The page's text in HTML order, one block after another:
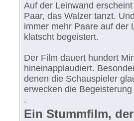
Auf der Leinwand
Paar, das Walzer tanzt.
immer mehr Paare auf der
klatscht begeistert.
Der Film dauert hundert
hineinapplaudiert.
denen die Schauspieler
erwecken die
.
Ein Stummfilm,